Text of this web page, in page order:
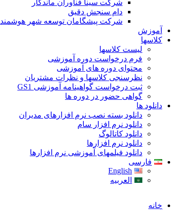
شرکت سینا فناوران ماندگار
دام سنجش دقیق
شرکت پیشگامان توسعه شهر هوشمند
آموزش
کلاسها
لیست کلاسها
فرم درخواست دوره آموزشی
محتوای دوره های آموزشی
نظرسنجی کلاسها و نظرات مشتریان
ثبت درخواست گواهینامه آموزشی GS1
گواهی حضور در دوره ها
دانلود ها
دانلود بسته نصب نرم افزارهای مدیران
دانلود نرم افزار سام
دانلود کاتالوگ
دانلود نرم افزارها
دانلود فیلمهای آموزشی نرم افزارها
فارسی
English
العربیه
خانه